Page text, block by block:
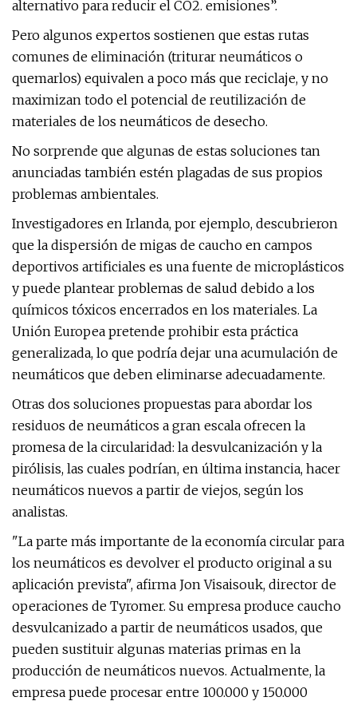
alternativo para reducir el CO2. emisiones”.
Pero algunos expertos sostienen que estas rutas
comunes de eliminación (triturar neumáticos o
quemarlos) equivalen a poco más que reciclaje, y no
maximizan todo el potencial de reutilización de
materiales de los neumáticos de desecho.
No sorprende que algunas de estas soluciones tan
anunciadas también estén plagadas de sus propios
problemas ambientales.
Investigadores en Irlanda, por ejemplo, descubrieron
que la dispersión de migas de caucho en campos
deportivos artificiales es una fuente de microplásticos
y puede plantear problemas de salud debido a los
químicos tóxicos encerrados en los materiales. La
Unión Europea pretende prohibir esta práctica
generalizada, lo que podría dejar una acumulación de
neumáticos que deben eliminarse adecuadamente.
Otras dos soluciones propuestas para abordar los
residuos de neumáticos a gran escala ofrecen la
promesa de la circularidad: la desvulcanización y la
pirólisis, las cuales podrían, en última instancia, hacer
neumáticos nuevos a partir de viejos, según los
analistas.
"La parte más importante de la economía circular para
los neumáticos es devolver el producto original a su
aplicación prevista", afirma Jon Visaisouk, director de
operaciones de Tyromer. Su empresa produce caucho
desvulcanizado a partir de neumáticos usados, que
pueden sustituir algunas materias primas en la
producción de neumáticos nuevos. Actualmente, la
empresa puede procesar entre 100.000 y 150.000